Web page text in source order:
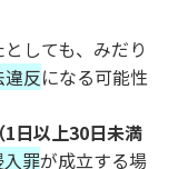
しても、みだり
違反になる可能性
1日以上30日未満
罪が成立する場